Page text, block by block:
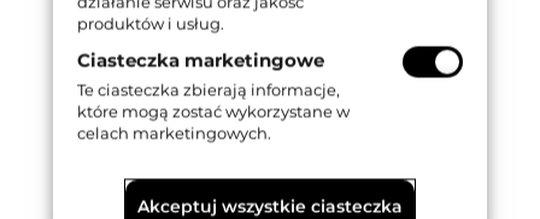
produktów i usług.
Ciasteczka marketingowe
Te ciasteczka zbierają informacje,
które mogą zostać wykorzystane w
celach marketingowych.
Akceptuj wszystkie ciasteczka